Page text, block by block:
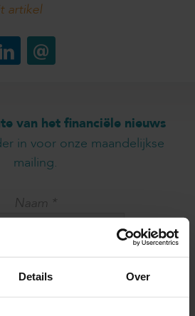
Details Over
artikel
van het financiële nieuws
in voor onze maandelijkse
mailing.
Naam *
mail adres*